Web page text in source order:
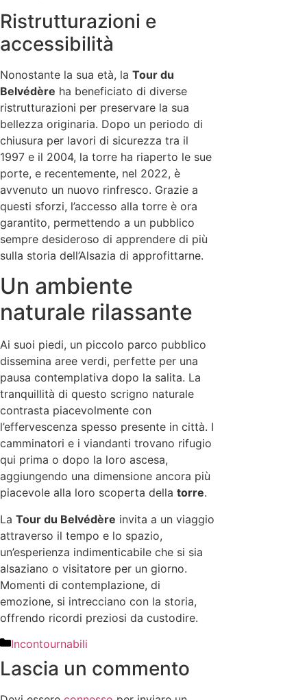
Ristrutturazioni e
accessibilità
Nonostante la sua età, la Tour du
Belvédère ha beneficiato di diverse
ristrutturazioni per preservare la sua
bellezza originaria. Dopo un periodo di
chiusura per lavori di sicurezza tra il
1997 e il 2004, la torre ha riaperto le sue
porte, e recentemente, nel 2022, è
avvenuto un nuovo rinfresco. Grazie a
questi sforzi, l’accesso alla torre è ora
garantito, permettendo a un pubblico
sempre desideroso di apprendere di più
sulla storia dell’Alsazia di approfittarne.
Un ambiente
naturale rilassante
Ai suoi piedi, un piccolo parco pubblico
dissemina aree verdi, perfette per una
pausa contemplativa dopo la salita. La
tranquillità di questo scrigno naturale
contrasta piacevolmente con
l’effervescenza spesso presente in città. I
camminatori e i viandanti trovano rifugio
qui prima o dopo la loro ascesa,
aggiungendo una dimensione ancora più
piacevole alla loro scoperta della torre.
La Tour du Belvédère invita a un viaggio
attraverso il tempo e lo spazio,
un’esperienza indimenticabile che si sia
alsaziano o visitatore per un giorno.
Momenti di contemplazione, di
emozione, si intrecciano con la storia,
offrendo ricordi preziosi da custodire.
Incontournabili
Lascia un commento